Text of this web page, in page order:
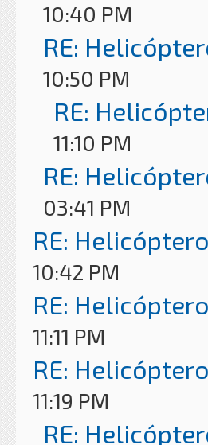
10:40 PM
RE:
10:50 PM
RE:
11:10 PM
RE:
03:41 PM
RE:
10:42 PM
RE:
11:11 PM
RE:
11:19 PM
RE: